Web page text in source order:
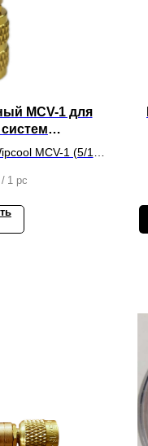
MCV-1 для
MCV-1 (5/16"
/ 1 pc